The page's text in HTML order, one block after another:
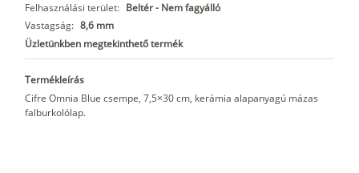
Felhasználási terület: Beltér - Nem fagyálló
Vastagság: 8,6 mm
Üzletünkben megtekinthető termék
Termékleírás
Cifre Omnia Blue csempe, 7,5×30 cm, kerámia alapanyagú mázas
falburkolólap.